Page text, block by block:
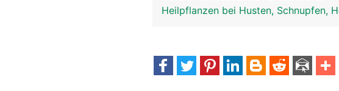
Heilpflanzen bei Husten, Schnupfen,